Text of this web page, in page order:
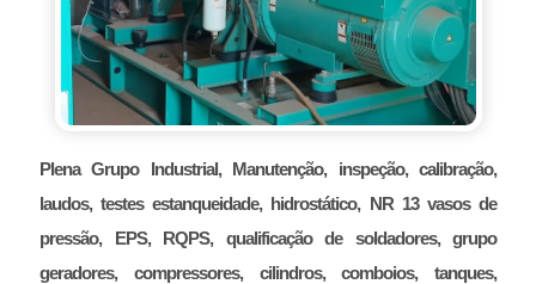
Plena Grupo Industrial, Manutenção, inspeção, calibração,
laudos, testes estanqueidade, hidrostático, NR 13 vasos de
pressão, EPS, RQPS, qualificação de soldadores, grupo
geradores, compressores, cilindros, comboios, tanques,